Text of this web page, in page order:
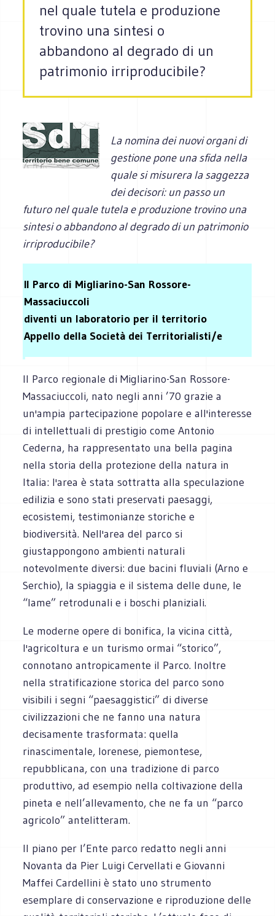
nel quale tutela e produzione
trovino una sintesi o
abbandono al degrado di un
patrimonio irriproducibile?
La nomina dei nuovi organi di
gestione pone una sfida nella
quale si misurera la saggezza
dei decisori: un passo un
futuro nel quale tutela e produzione trovino una
sintesi o abbandono al degrado di un patrimonio
irriproducibile?
Il Parco di Migliarino-San Rossore-
Massaciuccoli
diventi un laboratorio per il territorio
Appello della Società dei Territorialisti/e
Il Parco regionale di Migliarino-San Rossore-
Massaciuccoli, nato negli anni ’70 grazie a
un'ampia partecipazione popolare e all'interesse
di intellettuali di prestigio come Antonio
Cederna, ha rappresentato una bella pagina
nella storia della protezione della natura in
Italia: l'area è stata sottratta alla speculazione
edilizia e sono stati preservati paesaggi,
ecosistemi, testimonianze storiche e
biodiversità. Nell'area del parco si
giustappongono ambienti naturali
notevolmente diversi: due bacini fluviali (Arno e
Serchio), la spiaggia e il sistema delle dune, le
“lame” retrodunali e i boschi planiziali.
Le moderne opere di bonifica, la vicina città,
l'agricoltura e un turismo ormai “storico”,
connotano antropicamente il Parco. Inoltre
nella stratificazione storica del parco sono
visibili i segni “paesaggistici” di diverse
civilizzazioni che ne fanno una natura
decisamente trasformata: quella
rinascimentale, lorenese, piemontese,
repubblicana, con una tradizione di parco
produttivo, ad esempio nella coltivazione della
pineta e nell’allevamento, che ne fa un “parco
agricolo” antelitteram.
Il piano per l’Ente parco redatto negli anni
Novanta da Pier Luigi Cervellati e Giovanni
Maffei Cardellini è stato uno strumento
esemplare di conservazione e riproduzione delle